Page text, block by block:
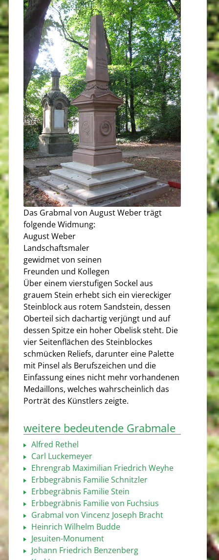
Das Grabmal von August Weber trägt
folgende Widmung:
August Weber
Landschaftsmaler
gewidmet von seinen
Freunden und Kollegen
Über einem vierstufigen Sockel aus
grauem Stein erhebt sich ein viereckiger
Steinblock aus rotem Sandstein, dessen
Oberteil sich dachartig verjüngt und auf
dessen Spitze ein hoher Obelisk steht. Die
vier Seitenflächen des Steinblockes
schmücken Reliefs, darunter eine Palette
mit Pinsel als Berufszeichen und die
Einfassung eines nicht mehr vorhandenen
Medaillons, welches wahrscheinlich das
Porträt des Künstlers zeigte.
weitere bedeutende Grabmale
Alfred Rethel
Carl Luckemeyer
Ehrengrab Maximilian Friedrich Weyhe
Erbbegräbnis Familie Schnitzler
Erbbegräbnis Familie Stein
Erbbegräbnis Familie von Fuchsius
Grabmal von Vincenz Joseph Bracht
Heinrich Wilhelm Budde
Jesuiten-Monument
Johann Friedrich Benzenberg